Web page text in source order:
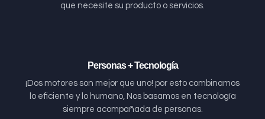
que necesite su producto o servicios.
Personas + Tecnología
¡Dos motores son mejor que uno! por esto combinamos
lo eficiente y lo humano, Nos basamos en tecnología
siempre acompañada de personas.